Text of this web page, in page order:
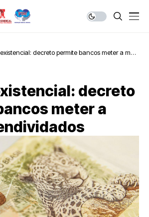
decreto permite bancos meter a mão
decreto
meter a